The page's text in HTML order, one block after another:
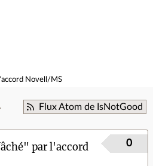
Novell/MS
Flux Atom de IsNotGood
par l'accord
0